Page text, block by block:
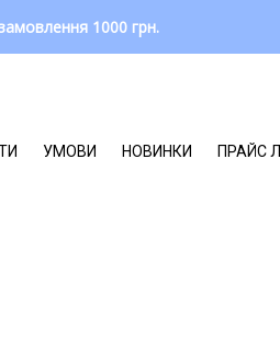
1000 грн.
УМОВИ НОВИНКИ ПРАЙС